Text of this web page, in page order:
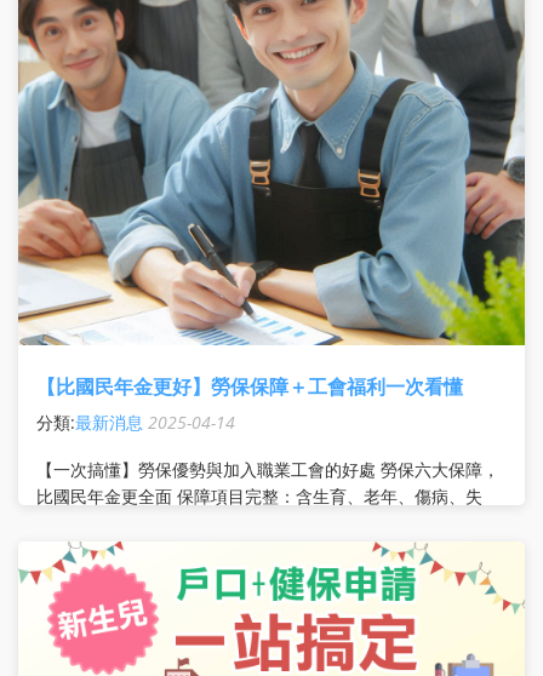
【比國民年金更好】勞保保障＋工會福利一次看懂
分類:最新消息 2025-04-14
【一次搞懂】勞保優勢與加入職業工會的好處 勞保六大保障，
比國民年金更全面 保障項目完整：含生育、老年、傷病、失
後，年資